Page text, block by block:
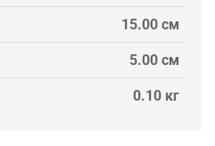
15.00 см
5.00 см
0.10 кг